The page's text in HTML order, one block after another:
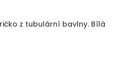
z tubulární bavlny. Bílá